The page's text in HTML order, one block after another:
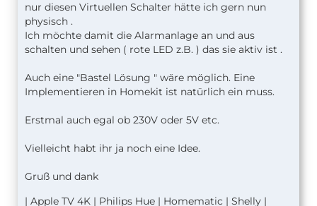
nur diesen Virtuellen Schalter hätte ich gern nun
physisch .
Ich möchte damit die Alarmanlage an und aus
schalten und sehen ( rote LED z.B. ) das sie aktiv ist .
Auch eine "Bastel Lösung " wäre möglich. Eine
Implementieren in Homekit ist natürlich ein muss.
Erstmal auch egal ob 230V oder 5V etc.
Vielleicht habt ihr ja noch eine Idee.
Gruß und dank
| Apple TV 4K | Philips Hue | Homematic | Shelly |